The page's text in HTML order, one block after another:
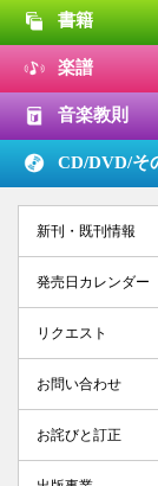
書籍
楽譜
音楽教則
CD/DVD/そ
新刊・既刊情報
発売日カレンダー
リクエスト
お問い合わせ
お詫びと訂正